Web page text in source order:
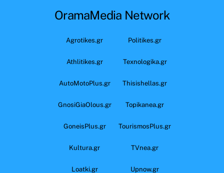
OramaMedia Network
Agrotikes.gr Politikes.gr
Athlitikes.gr Texnologika.gr
AutoMotoPlus.gr Thisishellas.gr
GnosiGiaOlous.gr Topikanea.gr
GoneisPlus.gr TourismosPlus.gr
Kultura.gr TVnea.gr
Loatki.gr Upnow.gr